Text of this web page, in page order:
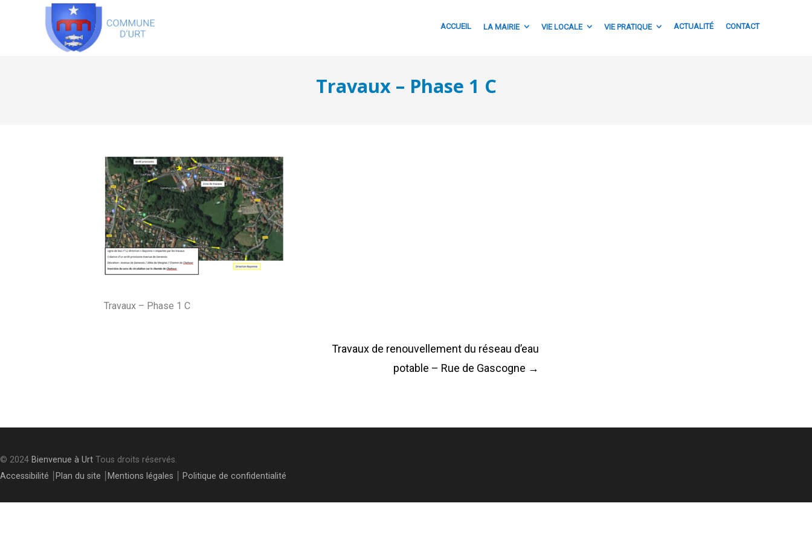
ACCUEIL LA MAIRIE VIE LOCALE VIE PRATIQUE ACTUALITÉ CONTACT
Travaux – Phase 1 C
Travaux – Phase 1 C
Travaux de renouvellement du réseau d’eau
potable – Rue de Gascogne →
© 2024 Bienvenue à Urt Tous droits réservés.
Accessibilité
Plan du site Mentions légales Politique de confidentialité